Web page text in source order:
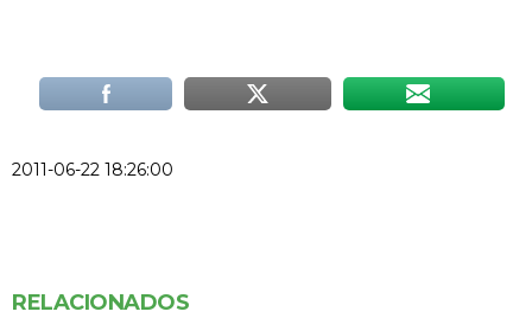
2011-06-22 18:26:00
RELACIONADOS